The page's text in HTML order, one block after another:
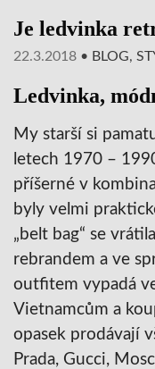
Je ledvinka
22.3.2018 • BLOG,
Ledvinka,
My starší si
letech 1970 –
příšerné v
byly velmi
„belt bag“ se
rebrandem a ve
outfitem vypadá
Vietnamcům a
opasek prodávají
Prada, Gucci,